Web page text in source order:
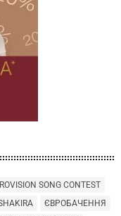
SONG CONTEST
ЄВРОБАЧЕННЯ